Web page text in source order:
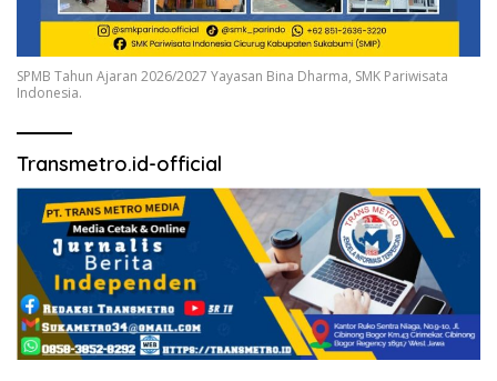
SPMB Tahun Ajaran 2026/2027 Yayasan Bina Dharma, SMK Pariwisata
Indonesia.
Transmetro.id-official